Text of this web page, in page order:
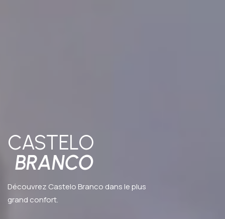
CASTELO
BRANCO
Découvrez Castelo Branco dans le plus
grand confort.